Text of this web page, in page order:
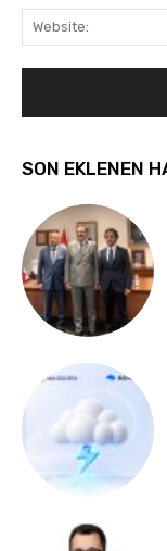
SON EKLENEN